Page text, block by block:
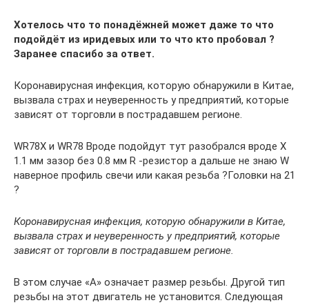
Хотелось что то понадёжней может даже то что
подойдёт из иридевых или то что кто пробовал ?
Заранее спасибо за ответ.
Коронавирусная инфекция, которую обнаружили в Китае,
вызвала страх и неуверенность у предприятий, которые
зависят от торговли в пострадавшем регионе.
WR78X и WR78 Вроде подойдут тут разобрался вроде X
1.1 мм зазор без 0.8 мм R -резистор а дальше не знаю W
наверное профиль свечи или какая резьба ?Головки на 21
?
Коронавирусная инфекция, которую обнаружили в Китае,
вызвала страх и неуверенность у предприятий, которые
зависят от торговли в пострадавшем регионе.
В этом случае «А» означает размер резьбы. Другой тип
резьбы на этот двигатель не установится. Следующая